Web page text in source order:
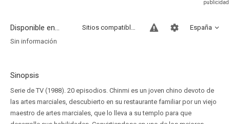
Disponible en... España
Sitios compatibles
Sin información
Sinopsis
Serie de TV (1988). 20 episodios. Chinmi es un joven chino devoto de
las artes marciales, descubierto en su restaurante familiar por un viejo
maestro de artes marciales, que lo lleva a su templo para que